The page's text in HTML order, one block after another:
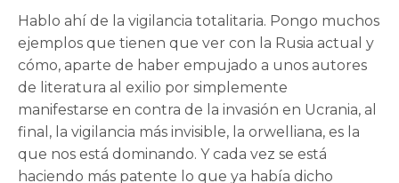
Hablo ahí de la vigilancia totalitaria. Pongo muchos
ejemplos que tienen que ver con la Rusia actual y
cómo, aparte de haber empujado a unos autores
de literatura al exilio por simplemente
manifestarse en contra de la invasión en Ucrania, al
final, la vigilancia más invisible, la orwelliana, es la
que nos está dominando. Y cada vez se está
haciendo más patente lo que ya había dicho